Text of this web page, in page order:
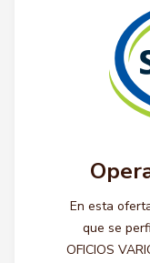
En esta
que se
OFICIOS